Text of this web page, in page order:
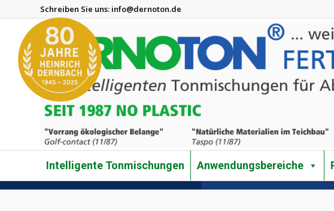
Schreiben Sie uns: info@dernoton.de
Intelligente Tonmischungen Anwendungsbereiche